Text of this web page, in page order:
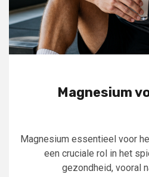
Magnesium
Magnesium essentieel voor
een cruciale rol in het
gezondheid, vooral